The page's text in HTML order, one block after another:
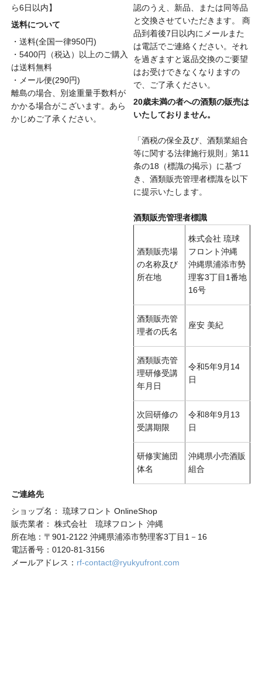
ら6日以内】
送料について
・送料(全国一律950円)
・5400円（税込）以上のご購入
は送料無料
・メール便(290円)
離島の場合、別途重量手数料が
かかる場合がこざいます。あら
かじめご了承ください。
認のうえ、新品、または同等品
と交換させていただきます。 商
品到着後7日以内にメールまた
は電話でご連絡ください。それ
を過ぎますと返品交換のご要望
はお受けできなくなりますの
で、ご了承ください。
20歳未満の者への酒類の販売は
いたしておりません。
「酒税の保全及び、酒類業組合
等に関する法律施行規則」第11
条の18（標識の掲示）に基づ
き、酒類販売管理者標識を以下
に提示いたします。
酒類販売管理者標識
酒類販売場
の名称及び
所在地
株式会社 琉球
フロント沖縄
沖縄県浦添市勢
理客3丁目1番地
16号
酒類販売管
理者の氏名
座安 美紀
酒類販売管
理研修受講
年月日
令和5年9月14
日
次回研修の
受講期限
令和8年9月13
日
研修実施団
体名
沖縄県小売酒販
組合
ご連絡先
ショップ名： 琉球フロント OnlineShop
販売業者： 株式会社 琉球フロント 沖縄
所在地：〒901-2122 沖縄県浦添市勢理客3丁目1－16
電話番号：0120-81-3156
メールアドレス： rf-contact@ryukyufront.com